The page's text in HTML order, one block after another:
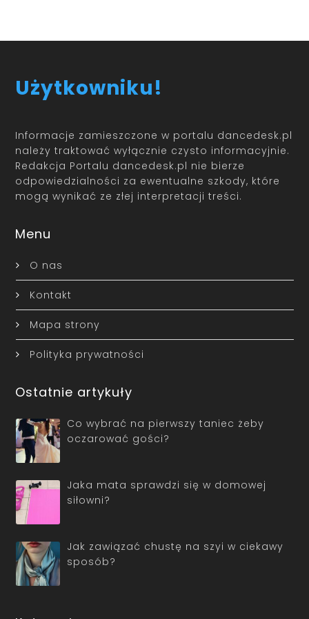
Użytkowniku!
Informacje zamieszczone w portalu dancedesk.pl
należy traktować wyłącznie czysto informacyjnie.
Redakcja Portalu dancedesk.pl nie bierze
odpowiedzialności za ewentualne szkody, które
mogą wynikać ze złej interpretacji treści.
Menu
O nas
Kontakt
Mapa strony
Polityka prywatności
Ostatnie artykuły
Co wybrać na pierwszy taniec żeby
oczarować gości?
Jaka mata sprawdzi się w domowej
siłowni?
Jak zawiązać chustę na szyi w ciekawy
sposób?